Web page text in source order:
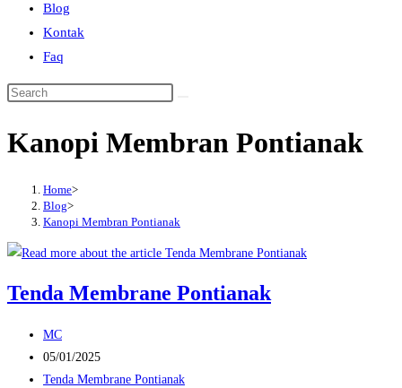
Blog
Kontak
Faq
Search
website
Kanopi Membran Pontianak
Home>
Blog>
Kanopi Membran Pontianak
Tenda Membrane Pontianak
Post
author:
MC
Post
published:
05/01/2025
Post
Tenda Membrane Pontianak